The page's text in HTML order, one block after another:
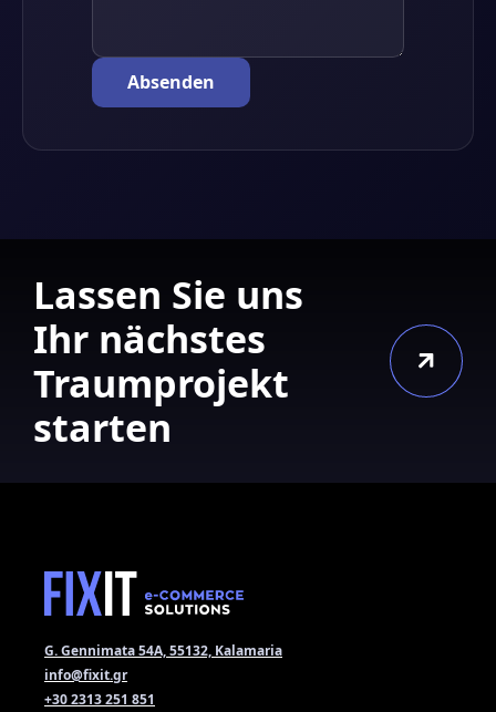
Lassen Sie uns
Ihr nächstes
Traumprojekt
starten
G. Gennimata 54A, 55132, Kalamaria
info@fixit.gr
+30 2313 251 851